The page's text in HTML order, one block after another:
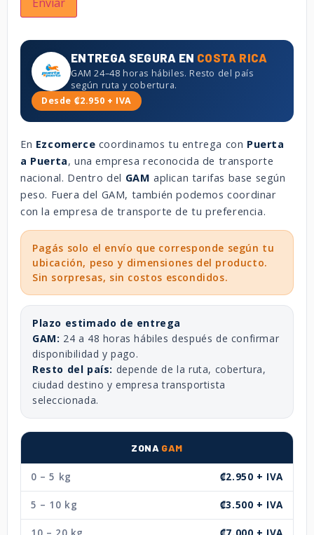
ENTREGA SEGURA EN COSTA RICA
GAM 24–48 horas hábiles. Resto del país
según ruta y cobertura.
Desde ₡2.950 + IVA
En Ezcomerce coordinamos tu entrega con Puerta
a Puerta, una empresa reconocida de transporte
nacional. Dentro del GAM aplican tarifas base según
peso. Fuera del GAM, también podemos coordinar
con la empresa de transporte de tu preferencia.
Pagás solo el envío que corresponde según tu
ubicación, peso y dimensiones del producto.
Sin sorpresas, sin costos escondidos.
Plazo estimado de entrega
GAM: 24 a 48 horas hábiles después de confirmar
disponibilidad y pago.
Resto del país: depende de la ruta, cobertura,
ciudad destino y empresa transportista
seleccionada.
ZONA GAM
0 – 5 kg ₡2.950 + IVA
5 – 10 kg ₡3.500 + IVA